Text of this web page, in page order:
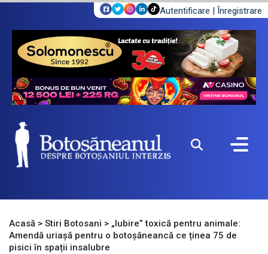
Autentificare | Înregistrare
Acasă > Stiri Botosani > „Iubire” toxică pentru animale:
Amendă uriașă pentru o botoșăneancă ce ținea 75 de
pisici în spații insalubre